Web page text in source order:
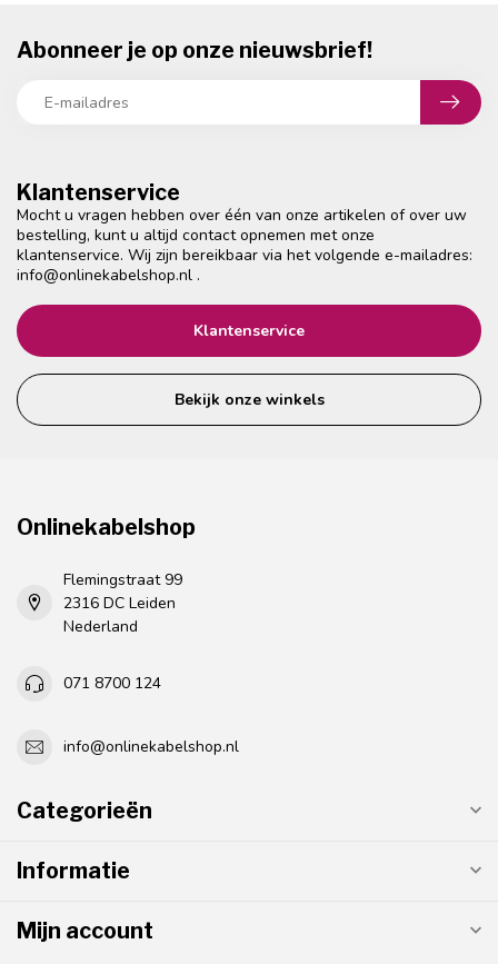
Klantenservice
Mocht u vragen hebben over één van onze artikelen of over uw
bestelling, kunt u altijd contact opnemen met onze
klantenservice. Wij zijn bereikbaar via het volgende e-mailadres:
info@onlinekabelshop.nl .
Klantenservice
Bekijk onze winkels
Abonneer je op onze nieuwsbrief!
Onlinekabelshop
Flemingstraat 99
2316 DC Leiden
Nederland
071 8700 124
info@onlinekabelshop.nl
Categorieën
Informatie
Mijn account